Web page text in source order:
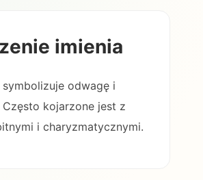
imienia
odwagę i
Często kojarzone jest z
i charyzmatycznymi.